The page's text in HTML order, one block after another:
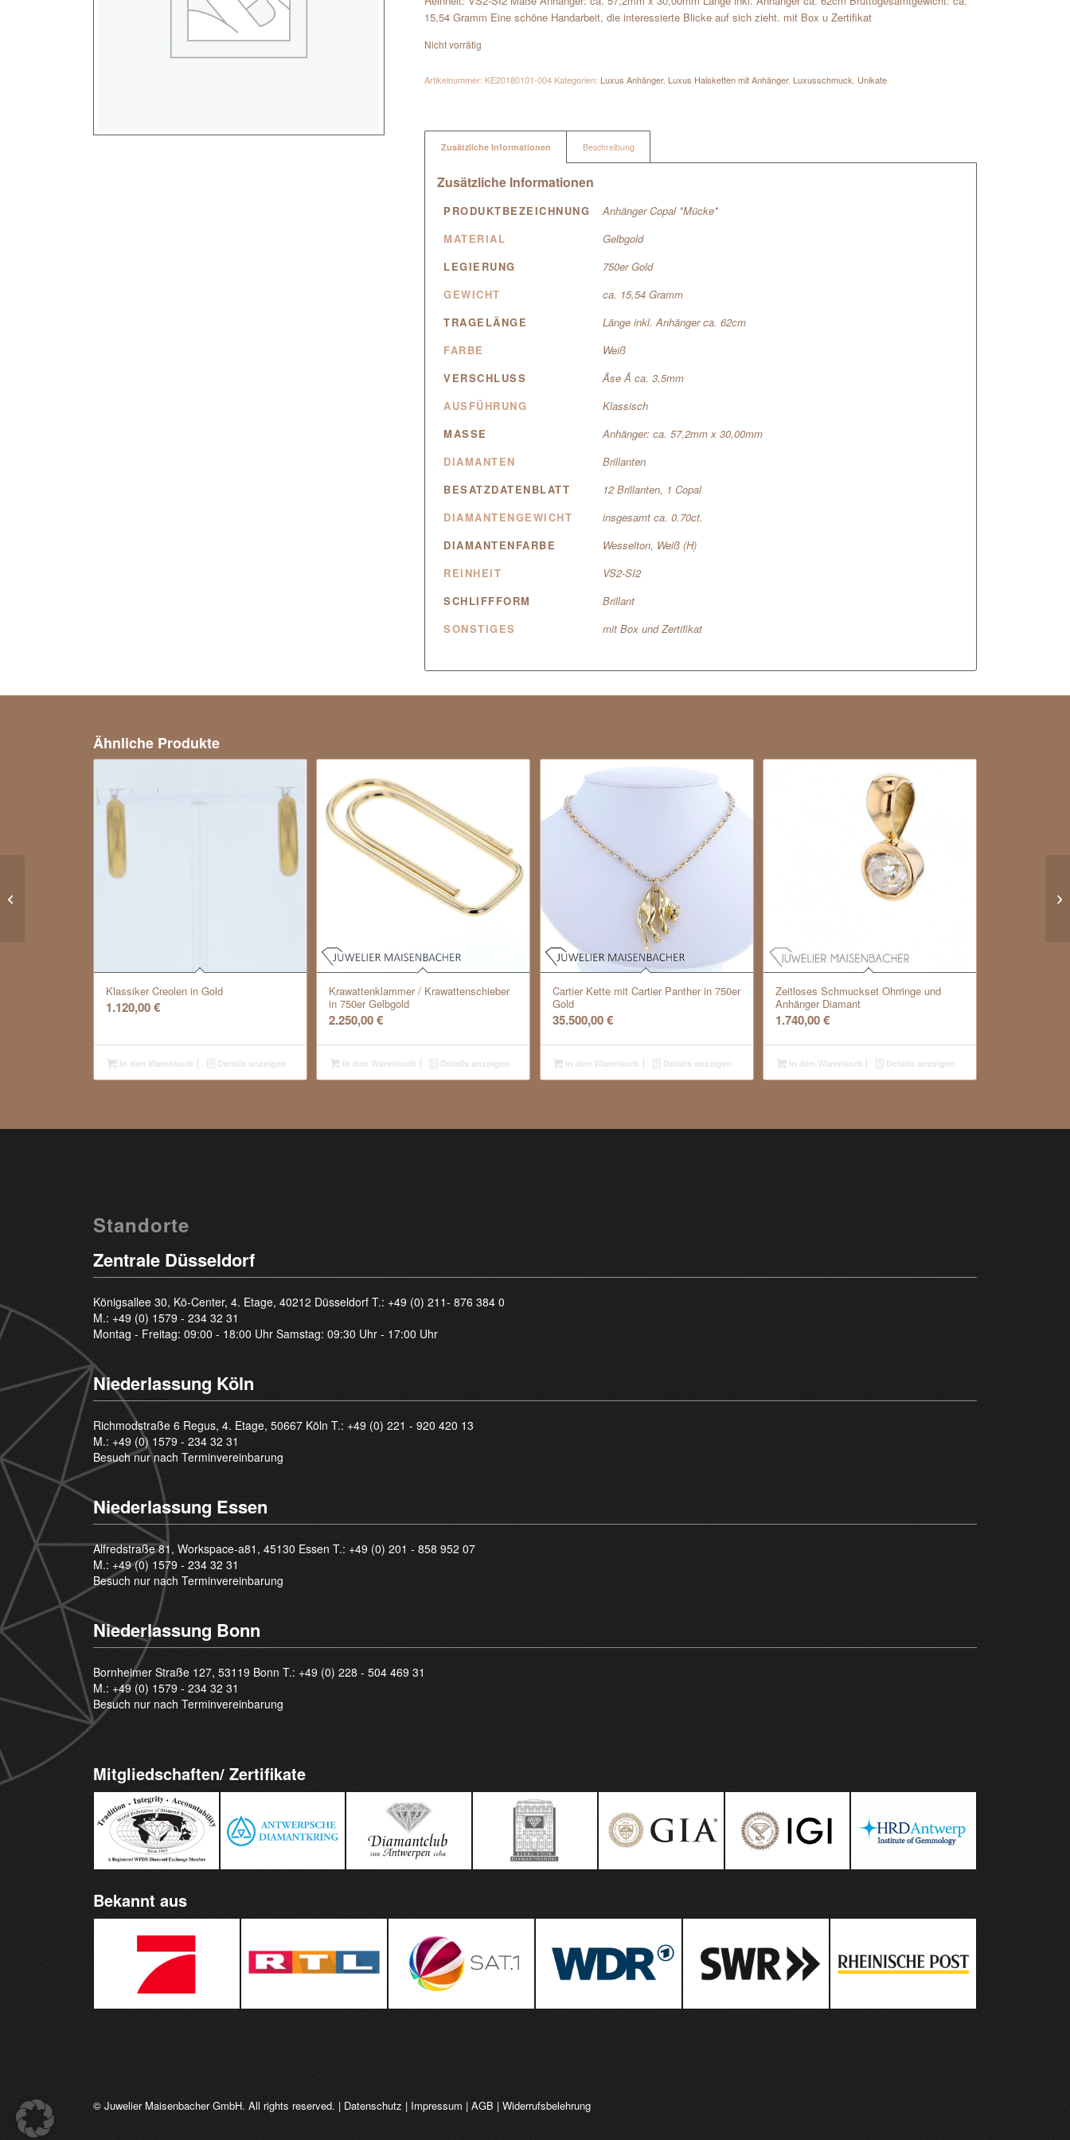
15,54 Gramm Eine schöne Handarbeit, die interessierte Blicke auf sich zieht. mit Box u Zertifikat
Nicht vorrätig
Artikelnummer: KE20180101-004 Kategorien: Luxus Anhänger, Luxus Halsketten mit Anhänger, Luxusschmuck Unikate
Zusätzliche Informationen Beschreibung
Zusätzliche Informationen
PRODUKTBEZEICHNUNG
Anhänger Copal *Mücke*
MATERIAL
Gelbgold
LEGIERUNG
750er Gold
GEWICHT
ca. 15,54 Gramm
TRAGELÄNGE
Länge inkl. Anhänger ca. 62cm
FARBE
Weiß
VERSCHLUSS
Ãse Ã ca. 3,5mm
AUSFÜHRUNG
Klassisch
MASSE
Anhänger: ca. 57,2mm x 30,00mm
DIAMANTEN
Brillanten
BESATZDATENBLATT
12 Brillanten, 1 Copal
DIAMANTENGEWICHT
insgesamt ca. 0.70ct.
DIAMANTENFARBE
Wesselton, Weiß (H)
REINHEIT
VS2-SI2
SCHLIFFFORM
Brillant
SONSTIGES
mit Box und Zertifikat
Ähnliche Produkte
Klassiker Creolen in Gold
1.120,00€
In den Warenkorb Details anzeigen
Krawattenklammer / Krawattenschieber
in 750er Gelbgold
2.250,00€
In den Warenkorb Details anzeigen
Cartier Kette mit Cartier Panther in 750er
Gold
35.500,00€
In den Warenkorb Details anzeigen
Zeitloses Schmuckset Ohrringe und
Anhänger Diamant
1.740,00€
In den Warenkorb Details anzeigen
Standorte
Zentrale Düsseldorf
Königsallee 30, Kö-Center, 4. Etage, 40212 Düsseldorf T.: +49 (0) 211- 876 384 0
M.: +49 (0) 1579 - 234 32 31
Montag - Freitag: 09:00 - 18:00 Uhr Samstag: 09:30 Uhr - 17:00 Uhr
Niederlassung Köln
Richmodstraße 6 Regus, 4. Etage, 50667 Köln T.: +49 (0) 221 - 920 420 13
M.: +49 (0) 1579 - 234 32 31
Besuch nur nach Terminvereinbarung
Niederlassung Essen
Alfredstraße 81, Workspace-a81, 45130 Essen T.: +49 (0) 201 - 858 952 07
M.: +49 (0) 1579 - 234 32 31
Besuch nur nach Terminvereinbarung
Niederlassung Bonn
Bornheimer Straße 127, 53119 Bonn T.: +49 (0) 228 - 504 469 31
M.: +49 (0) 1579 - 234 32 31
Besuch nur nach Terminvereinbarung
Mitgliedschaften/ Zertifikate
Bekannt aus
© Juwelier Maisenbacher GmbH. All rights reserved. | Datenschutz | Impressum |AGB |Widerrufsbelehrung